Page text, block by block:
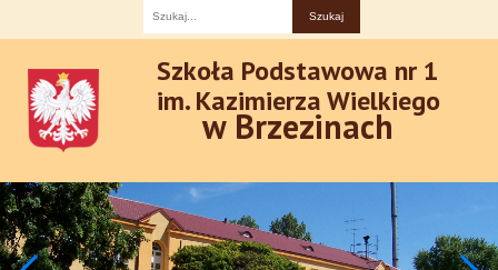
Szkoła Podstawowa nr 1
im. Kazimierza Wielkiego
w Brzezinach